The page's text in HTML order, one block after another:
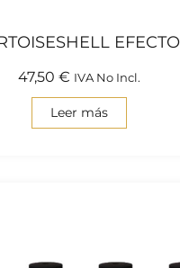
47,50 € IVA No Incl.
Leer más